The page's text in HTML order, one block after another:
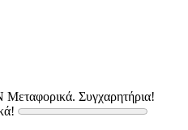
Συγχαρητήρια!